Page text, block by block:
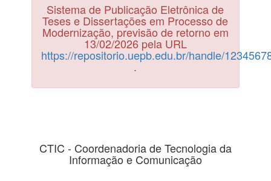
Sistema de Publicação Eletrônica de
Teses e Dissertações em Processo de
Modernização, previsão de retorno em
13/02/2026 pela URL
https://repositorio.uepb.edu.br/handle/
.
CTIC - Coordenadoria de Tecnologia da
Informação e Comunicação